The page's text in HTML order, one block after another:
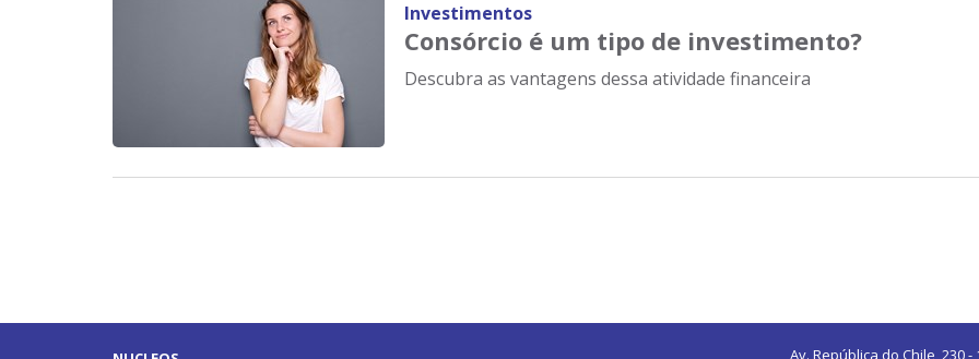
Investimentos
Consórcio é um tipo de investimento?
Descubra as vantagens dessa atividade financeira
Av. República do Chile, 230 -